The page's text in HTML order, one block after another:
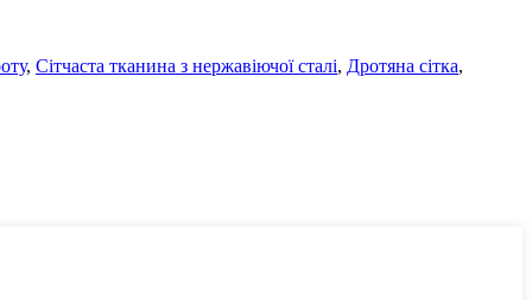
, Сітчаста тканина з нержавіючої сталі, Дротяна сітка,